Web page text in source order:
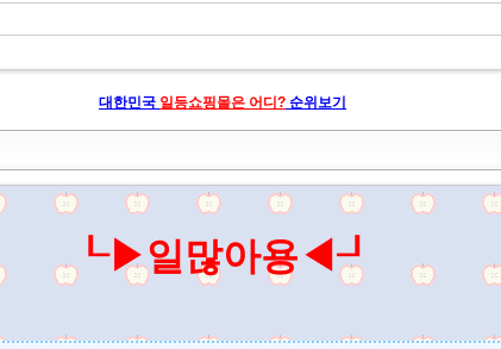
대한민국 일등쇼핑몰은 어디? 순위보기
┖▶일많아용◀┚